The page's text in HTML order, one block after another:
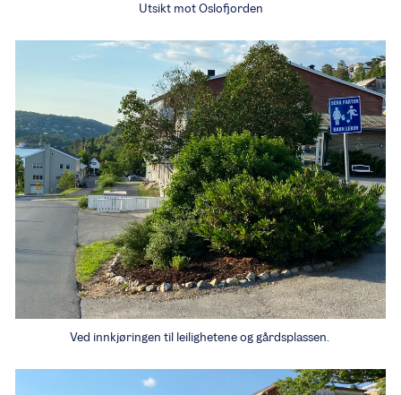
Utsikt mot Oslofjorden
Ved innkjøringen til leilighetene og gårdsplassen.